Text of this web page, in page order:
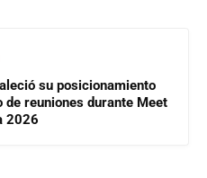
su posicionamiento
de reuniones durante Meet
2026